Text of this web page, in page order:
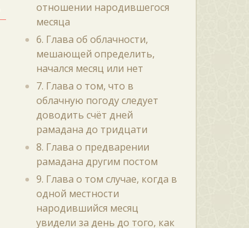
отношении народившегося
месяца
6. Глава об облачности,
мешающей определить,
начался месяц или нет
7. Глава о том, что в
облачную погоду следует
доводить счёт дней
рамадана до тридцати
8. Глава о предварении
рамадана другим постом
9. Глава о том случае, когда в
одной местности
народившийся месяц
увидели за день до того, как